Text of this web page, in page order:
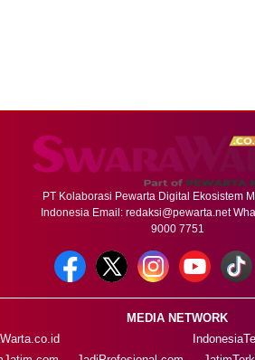
PT Kolaborasi Pewarta Digital Ekosistem
Indonesia Email: redaksi@pewarta.net
9000 7751
MEDIA NETWORK